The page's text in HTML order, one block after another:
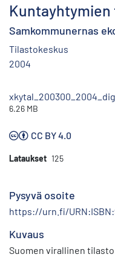
Kuntayhtymien
Samkommunernas
Tilastokeskus
2004
6.26 MB
CC BY 4.0
Lataukset 125
Pysyvä osoite
https://urn.fi/
Kuvaus
Suomen virallinen tilasto